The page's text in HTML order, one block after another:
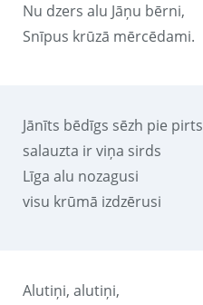
Nu dzers alu Jāņu bērni,
Snīpus krūzā mērcēdami.
Jānīts bēdīgs sēzh pie pirts
salauzta ir viņa sirds
Līga alu nozagusi
visu krūmā izdzērusi
Alutiņi, alutiņi,